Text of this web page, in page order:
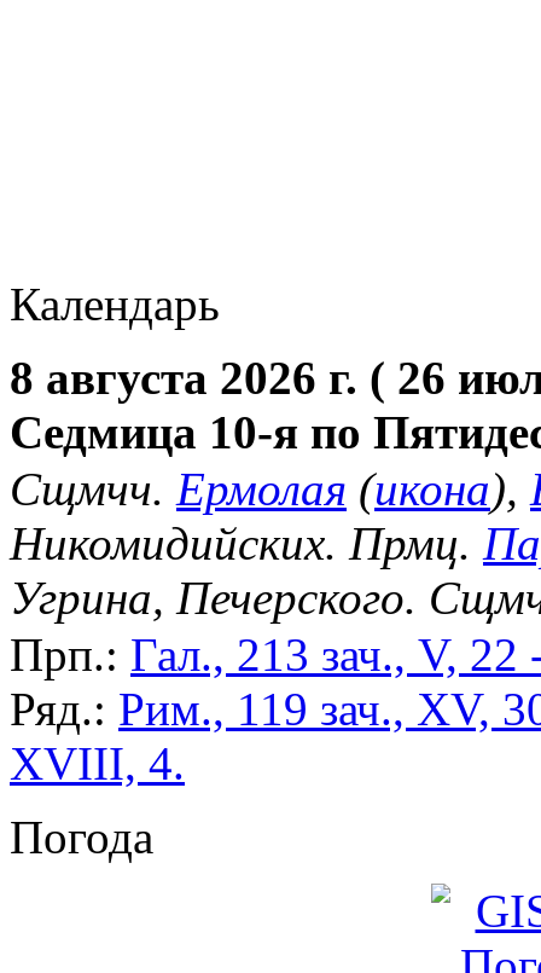
Календарь
8 августа 2026 г. ( 26
Седмица 10-я по
Сщмчч. Ермолая (икона),
Никомидийских. Прмц.
Угрина, Печерского.
Прп.: Гал., 213 зач., V,
Ряд.: Рим., 119 зач., XV,
XVIII, 4.
Погода